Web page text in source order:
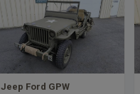
Jeep Ford GPW